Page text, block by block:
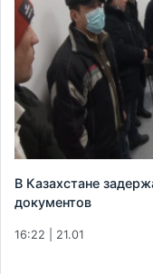
В Казахстане
документов
16:22 | 21.01